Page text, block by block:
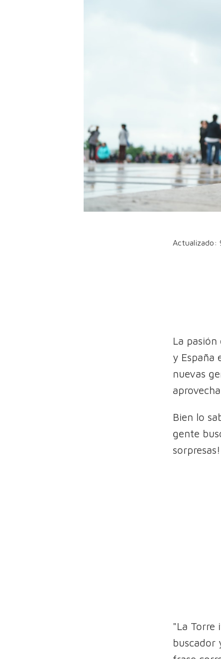
Actualizado:
La
y España
nuevas
Bien lo
gente
sorpresas!
"La Torre
buscador